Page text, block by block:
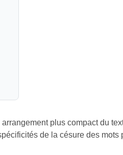
plus compact du
de la césure des mots